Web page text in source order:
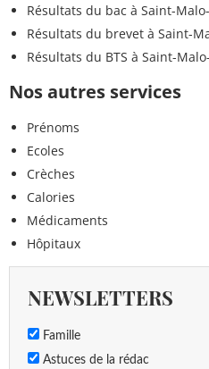
Résultats du bac à Saint-
Résultats du brevet à Saint-
Résultats du BTS à Saint-
Nos autres services
Prénoms
Ecoles
Crèches
Calories
Médicaments
Hôpitaux
NEWSLETTERS
Famille
Astuces de la rédac